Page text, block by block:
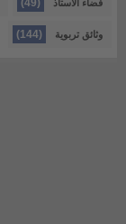
فضاء الأستاذ (49)
وثائق تربوية (144)